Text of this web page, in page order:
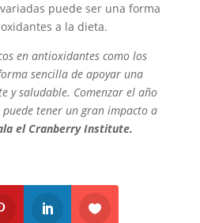
puede ser una forma
a la dieta.
en antioxidantes como los
sencilla de apoyar una
y saludable. Comenzar el año
puede tener un gran impacto a
el Cranberry Institute.